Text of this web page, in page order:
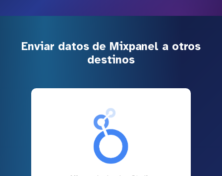
Enviar datos de Mixpanel a otros
destinos